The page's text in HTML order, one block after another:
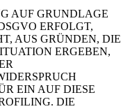
AUF GRUNDLAGE
ERFOLGT,
AUS GRÜNDEN, DIE
ERGEBEN,
EIN AUF DIESE
DIE